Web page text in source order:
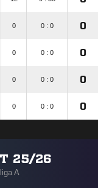
0 0 : 0 0
0 0 : 0 0
0 0 : 0 0
0 0 : 0 0
25/26
A